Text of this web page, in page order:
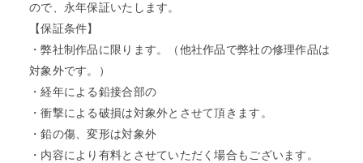
ので、永年保証いたします。
【保証条件】
・弊社制作品に限ります。（他社作品で弊社の修理作品は
対象外です。）
・経年による鉛接合部の
・衝撃による破損は対象外とさせて頂きます。
・鉛の傷、変形は対象外
・内容により有料とさせていただく場合もございます。